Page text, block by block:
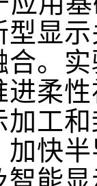
显
。
进柔
工
加快
能